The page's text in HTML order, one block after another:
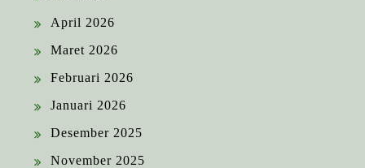
April 2026
Maret 2026
Februari 2026
Januari 2026
Desember 2025
November 2025